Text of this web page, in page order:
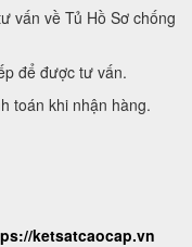
vấn về Tủ Hồ Sơ chống
để được tư vấn.
toán khi nhận hàng.
ketsatcaocap.vn